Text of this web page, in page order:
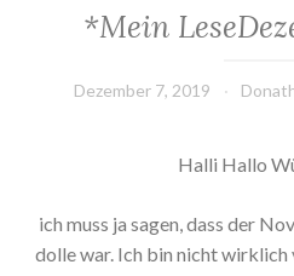
*Mein
Dezember 7, 2019
Halli Hallo
ich muss ja sagen, dass der
dolle war. Ich bin nicht wirklich